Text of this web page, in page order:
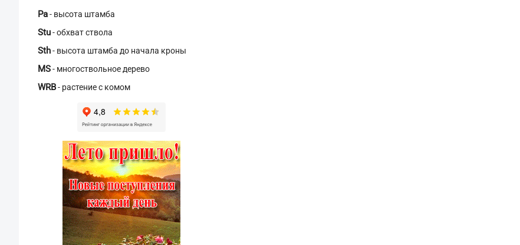
Pa- высота штамба
Stu- обхват ствола
Sth- высота штамба до начала кроны
MS- многоствольное дерево
WRB- растение с комом